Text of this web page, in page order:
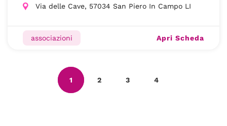
Via delle Cave, 57034 San Piero In Campo LI
associazioni Apri Scheda
1 2 3 4